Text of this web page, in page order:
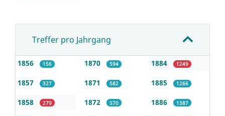
Treffer pro Jahrgang
1856 156
1857 327
1858 279
1870 594
1871 582
1872 570
1884 1249
1885 1266
1886 1387